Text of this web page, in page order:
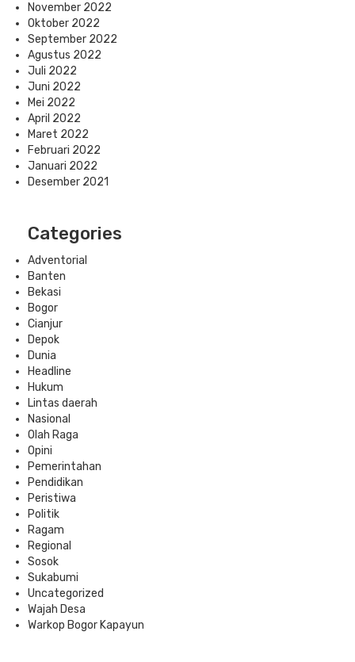
November 2022
Oktober 2022
September 2022
Agustus 2022
Juli 2022
Juni 2022
Mei 2022
April 2022
Maret 2022
Februari 2022
Januari 2022
Desember 2021
Categories
Adventorial
Banten
Bekasi
Bogor
Cianjur
Depok
Dunia
Headline
Hukum
Lintas daerah
Nasional
Olah Raga
Opini
Pemerintahan
Pendidikan
Peristiwa
Politik
Ragam
Regional
Sosok
Sukabumi
Uncategorized
Wajah Desa
Warkop Bogor Kapayun